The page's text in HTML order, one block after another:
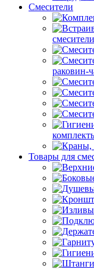
Смесители
смесители
раковин-
Товары для